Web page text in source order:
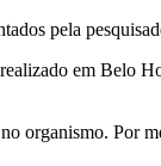
pela
em Belo
no organismo. Por